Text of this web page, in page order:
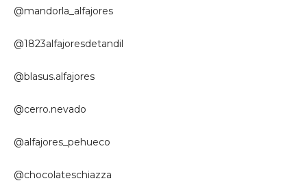
@mandorla_alfajores
@1823alfajoresdetandil
@blasus.alfajores
@cerro.nevado
@alfajores_pehueco
@chocolateschiazza